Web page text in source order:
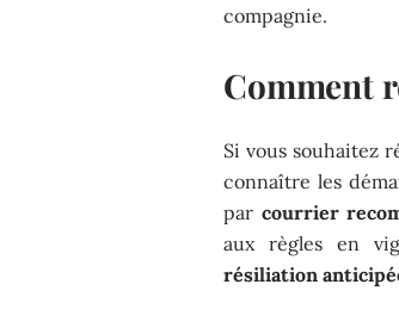
compagnie.
Comment
Si vous souhaitez
connaître les
par courrier
aux règles en
résiliation